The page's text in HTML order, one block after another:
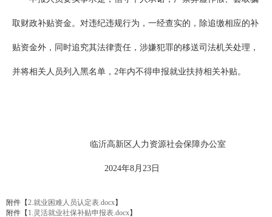
取财政补贴资金。对违纪违规行为，一经查实的，除追缴相应的补
贴资金外，同时追究其法律责任，涉嫌犯罪的移送司法机关处理，
并将相关人员列入黑名单，2年内不得申报就业扶持相关补贴。
临沂高新区人力资源社会保障办公室
2024年8月23日
附件【2.就业困难人员认定表.docx】
附件【 1.灵活就业社保补贴申报表.docx】